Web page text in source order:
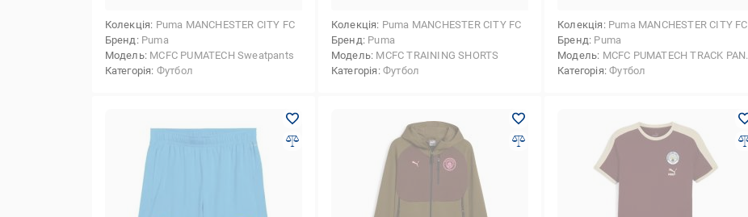
Колекція Puma MANCHESTER CITY FC
Бренд Puma
Модель MCFC PUMATECH Sweatpants
Категорія Футбол
Колекція Puma MANCHESTER CITY FC
Бренд Puma
Модель MCFC TRAINING SHORTS
Категорія Футбол
Колекція Puma MANCHESTER CITY FC
Бренд Puma
Модель MCFC PUMATECH TRACK PANT DK
Категорія Футбол